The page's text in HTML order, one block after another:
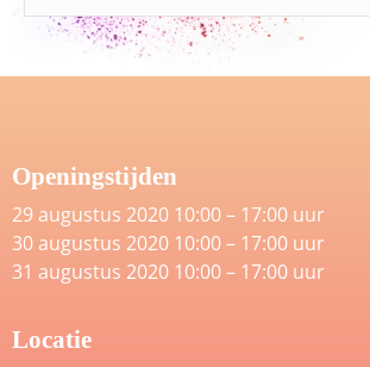
Openingstijden
29 augustus 2020 10:00 – 17:00 uur
30 augustus 2020 10:00 – 17:00 uur
31 augustus 2020 10:00 – 17:00 uur
Locatie